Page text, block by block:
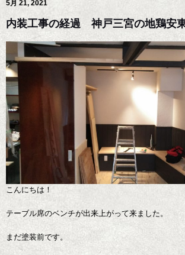
5月 21, 2021
内装工事の経過 神戸三宮の地鶏安
こんにちは！
テーブル席のベンチが出来上がって来ました。
まだ塗装前です。